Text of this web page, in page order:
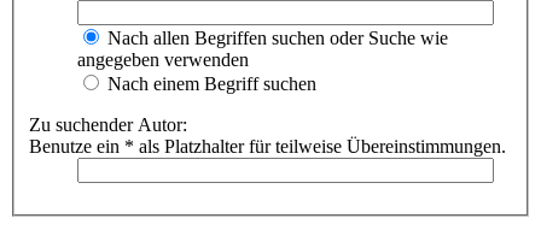
Nach allen Begriffen suchen oder Suche wie
angegeben verwenden
Nach einem Begriff suchen
Zu suchender Autor:
Benutze ein * als Platzhalter für teilweise Übereinstimmungen.